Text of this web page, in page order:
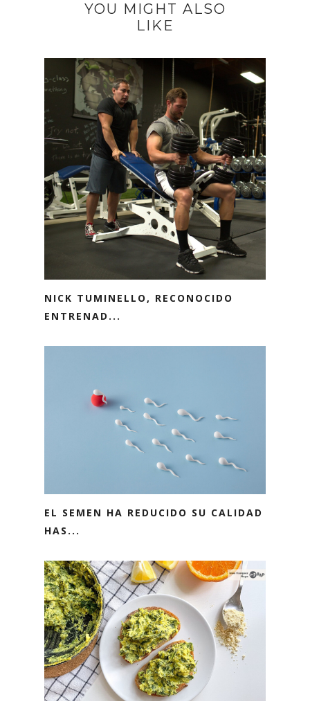
YOU MIGHT ALSO
LIKE
NICK TUMINELLO, RECONOCIDO
ENTRENAD...
EL SEMEN HA REDUCIDO SU CALIDAD
HAS...